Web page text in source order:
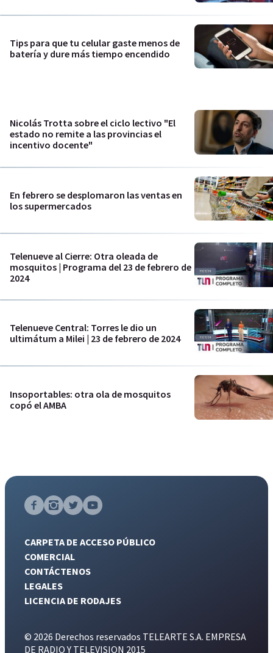
Tips para que tu celular gaste menos de
batería y dure más tiempo encendido
Nicolás Trotta sobre el ciclo lectivo "El
estado no remite a las provincias el
incentivo docente"
En febrero se desplomaron las ventas en
los supermercados
Telenueve al Cierre: Otra oleada de
mosquitos | Programa del 23 de febrero de
2024
Telenueve Central: Torres le dio un
ultimátum a Milei | 23 de febrero de 2024
Insoportables: otra ola de mosquitos
copó el AMBA
CARPETA DE ACCESO PÚBLICO
COMERCIAL
CONTÁCTENOS
LEGALES
LICENCIA DE RODAJES
© 2026 Derechos reservados TELEARTE S.A. EMPRESA
DE RADIO Y TELEVISION 2015